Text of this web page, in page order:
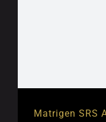
Matrigen SRS